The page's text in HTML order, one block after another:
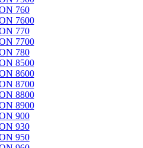
760
7600
770
7700
780
8500
8600
8700
8800
8900
900
930
950